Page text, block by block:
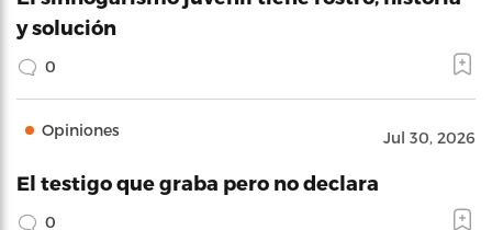
y solución
0
Opiniones Jul 30, 2026
El testigo que graba pero no declara
0